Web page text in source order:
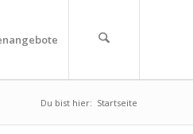
Du bist hier: Startseite